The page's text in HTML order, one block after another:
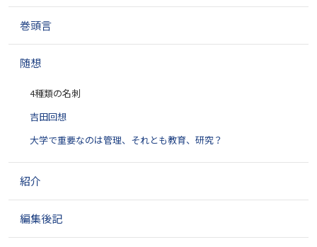
ゲ
シ
巻頭言
随想
4種類の名刺
吉田回想
大学で重要なのは管理、それとも教育、研究？
紹介
編集後記